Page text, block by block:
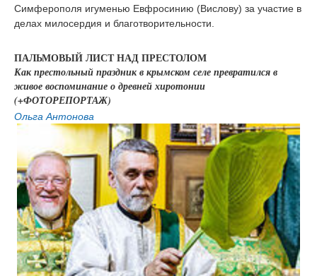
Симферополя игуменью Евфросинию (Вислову) за участие в
делах милосердия и благотворительности.
ПАЛЬМОВЫЙ ЛИСТ НАД ПРЕСТОЛОМ
Как престольный праздник в крымском селе превратился в
живое воспоминание о древней хиротонии
(+ФОТОРЕПОРТАЖ)
Ольга Антонова